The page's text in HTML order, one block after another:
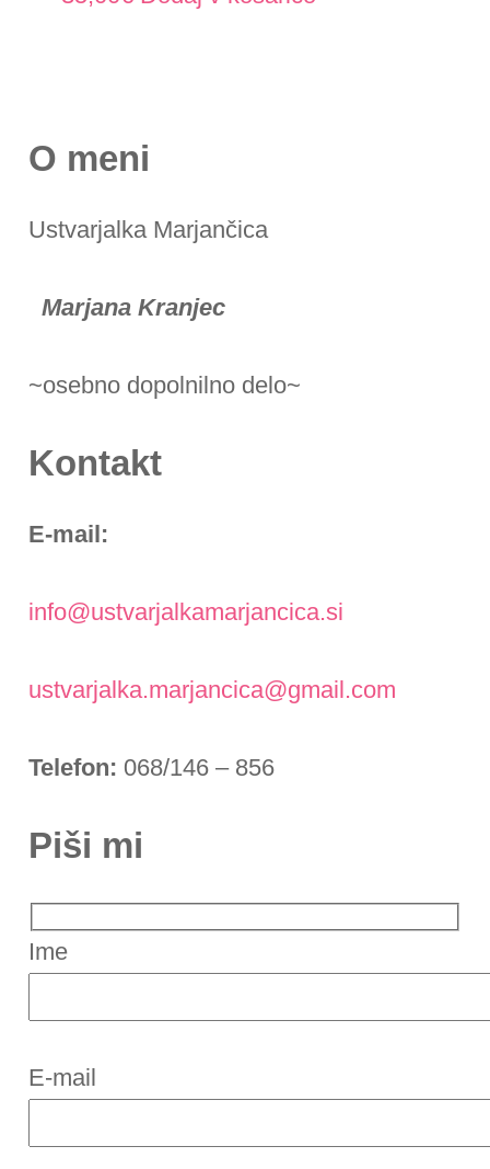
O meni
Ustvarjalka Marjančica
Marjana Kranjec
~osebno dopolnilno delo~
Kontakt
E-mail:
info@ustvarjalkamarjancica.si
ustvarjalka.marjancica@gmail.com
Telefon: 068/146 – 856
Piši mi
Ime
E-mail